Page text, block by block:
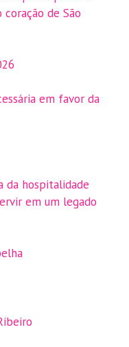
de São
em favor da
da hospitalidade
em um legado